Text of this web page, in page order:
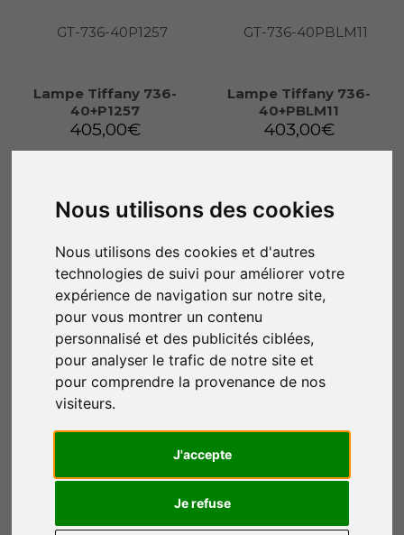
Nous utilisons des cookies
Nous utilisons des cookies et d'autres
technologies de suivi pour améliorer votre
expérience de navigation sur notre site,
pour vous montrer un contenu
personnalisé et des publicités ciblées,
pour analyser le trafic de notre site et
pour comprendre la provenance de nos
visiteurs.
J'accepte
Je refuse
Lampe Tiffany 736-
40+P1257
405,00€
Lampe Tiffany 736-
40+PBLM11
403,00€
23+P2080
23+P4921